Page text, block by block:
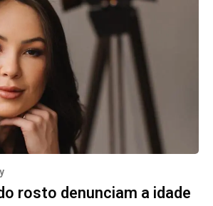
rosto denunciam a idade